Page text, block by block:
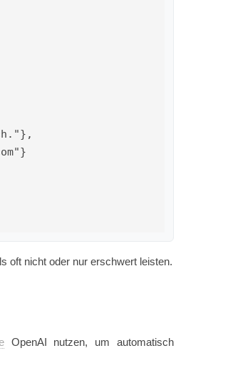
oft nicht oder nur erschwert leisten.
OpenAI nutzen, um automatisch